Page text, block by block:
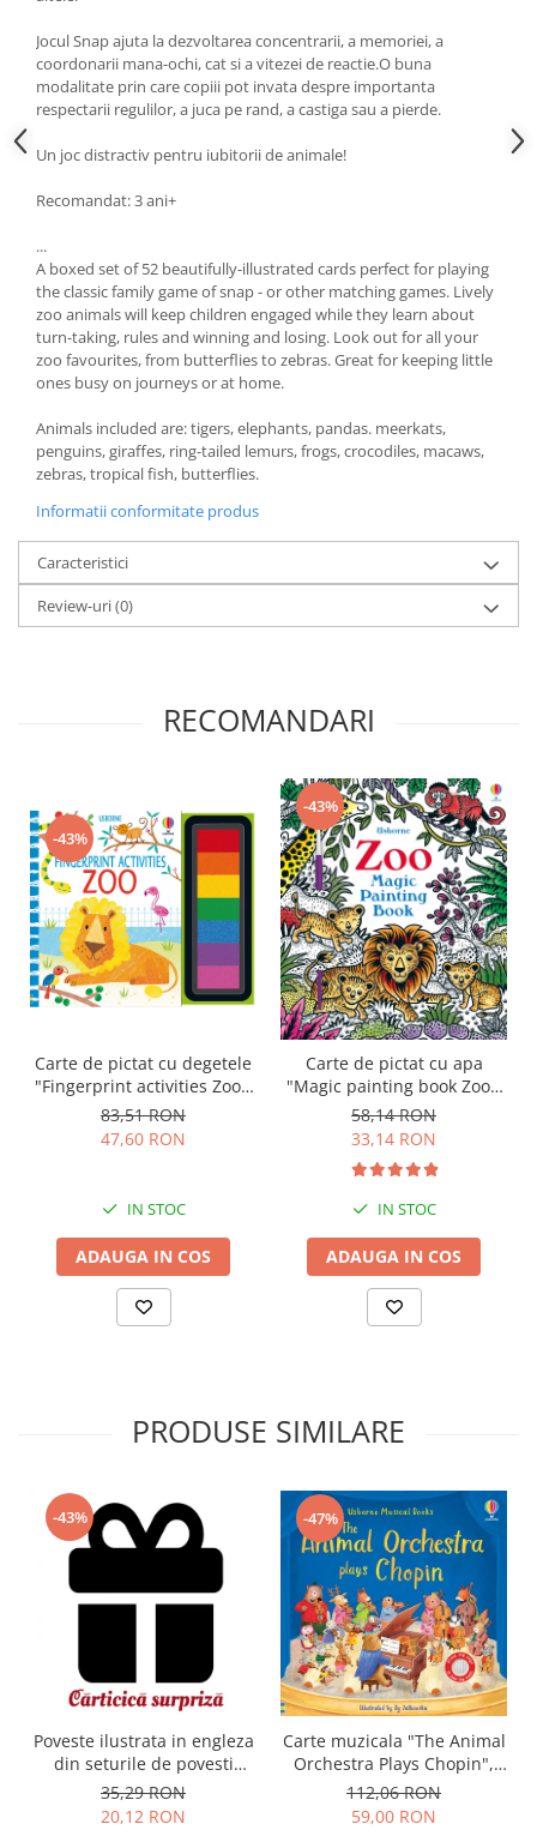
Jocul Snap ajuta la dezvoltarea concentrarii, a memoriei, a
coordonarii mana-ochi, cat si a vitezei de reactie.O buna
modalitate prin care copiii pot invata despre importanta
respectarii regulilor, a juca pe rand, a castiga sau a pierde.
Un joc distractiv pentru iubitorii de animale!
Recomandat: 3 ani+
...
A boxed set of 52 beautifully-illustrated cards perfect for playing
the classic family game of snap - or other matching games. Lively
zoo animals will keep children engaged while they learn about
turn-taking, rules and winning and losing. Look out for all your
zoo favourites, from butterflies to zebras. Great for keeping little
ones busy on journeys or at home.
Animals included are: tigers, elephants, pandas. meerkats,
penguins, giraffes, ring-tailed lemurs, frogs, crocodiles, macaws,
zebras, tropical fish, butterflies.
Informatii conformitate produs
Caracteristici
Review-uri(0)
RECOMANDARI
-43%
Carte de pictat cu degetele
"Fingerprint activities Zoo",
Usborne
83,51 RON
47,60 RON
IN STOC
ADAUGA IN COS
-43%
Carte de pictat cu apa
"Magic painting book Zoo",
Usborne
58,14 RON
33,14 RON
IN STOC
ADAUGA IN COS
PRODUSE SIMILARE
-43%
Poveste ilustrata in engleza
din seturile de povesti
Usborne
35,29 RON
20,12 RON
-47%
Carte muzicala "The Animal
Orchestra Plays Chopin",
cartonata, Usborne
112,06 RON
59,00 RON